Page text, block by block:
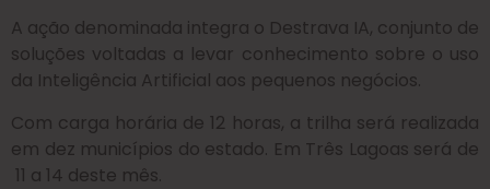
A ação denominada integra o Destrava IA, conjunto de
soluções voltadas a levar conhecimento sobre o uso
da Inteligência Artificial aos pequenos negócios.
Com carga horária de 12 horas, a trilha será realizada
em dez municípios do estado. Em Três Lagoas será de
11 a 14 deste mês.